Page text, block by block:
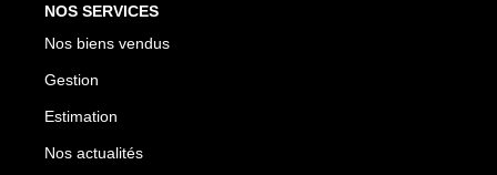
NOS SERVICES
Nos biens vendus
Gestion
Estimation
Nos actualités